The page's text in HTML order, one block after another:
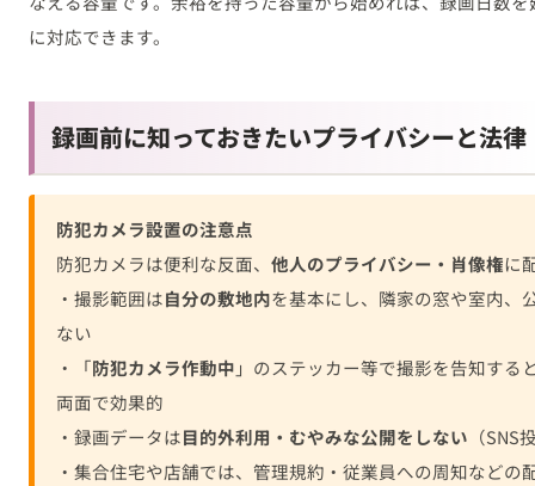
に対応できます。
録画前に知っておきたいプライバシーと法律
防犯カメラ設置の注意点
防犯カメラは便利な反面、 他人のプライバシー・肖像権に
・撮影範囲は自分の敷地内を基本にし、隣家の窓や室内、
ない
・「防犯カメラ作動中 」のステッカー等で撮影を告知する
両面で効果的
・録画データは目的外利用・むやみな公開をしない （
・集合住宅や店舗では、管理規約・従業員への周知などの